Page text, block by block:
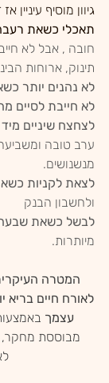
גיוון מוסיף עיניין
תאכלי כשאת
תינוק, ארוחות
לא נהנים יותר
לא חייבת לסיים
לצחצח שיניים
ערב טובה
מנשנושים.
לצאת לקניות
ולחשבון הבנק
לבשל כשאת
מיותרות.
המטרה
לאורח חיים בריא
עצמך
מבוססת מחקר,